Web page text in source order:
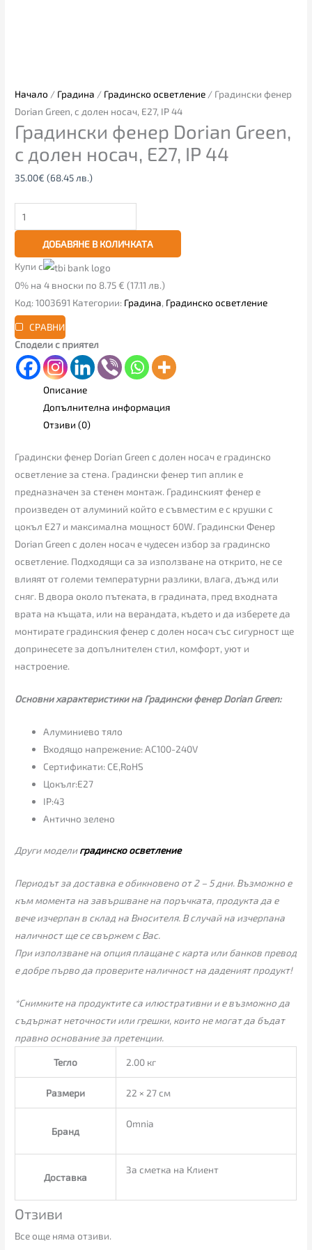
Начало / Градина / Градинско осветление / Градински фенер
Dorian Green, с долен носач, E27, IP 44
Градински фенер Dorian Green,
с долен носач, E27, IP 44
35.00€ (68.45 лв.)
ДОБАВЯНЕ В КОЛИЧКАТА
Купи с
0% на 4 вноски по 8.75 € (17.11 лв.)
Код:1003691 Категории: Градина, Градинско осветление
СРАВНИ
Сподели с приятел
Описание
Допълнителна информация
Отзиви (0)
Градински фенер Dorian Green с долен носач е градинско
осветление за стена. Градински фенер тип аплик е
предназначен за стенен монтаж. Градинският фенер е
произведен от алуминий който е съвместим е с крушки с
цокъл Е27 и максимална мощност 60W. Градински Фенер
Dorian Green с долен носач е чудесен избор за градинско
осветление. Подходящи са за използване на открито, не се
влияят от големи температурни разлики, влага, дъжд или
сняг. В двора около пътеката, в градината, пред входната
врата на къщата, или на верандата, където и да изберете да
монтирате градинския фенер с долен носач със сигурност ще
допринесете за допълнителен стил, комфорт, уют и
настроение.
Основни характеристики на Градински фенер Dorian Green:
Алуминиево тяло
Входящо напрежение: AC100-240V
Сертификати: CE,RoHS
Цокълr:E27
IP:43
Антично зелено
Други моделиградинско осветление
Периодът за доставка е обикновено от 2 – 5 дни. Възможно е
към момента на завършване на поръчката, продукта да е
вече изчерпан в склад на Вносителя. В случай на изчерпана
наличност ще се свържем с Вас.
При използване на опция плащане с карта или банков превод
е добре първо да проверите наличност на даденият продукт!
*Снимките на продуктите са илюстративни и е възможно да
съдържат неточности или грешки, които не могат да бъдат
правно основание за претенции.
Тегло 2.00 кг
Размери 22 × 27 см
Бранд
Omnia
Доставка
За сметка на Клиент
Отзиви
Все още няма отзиви.